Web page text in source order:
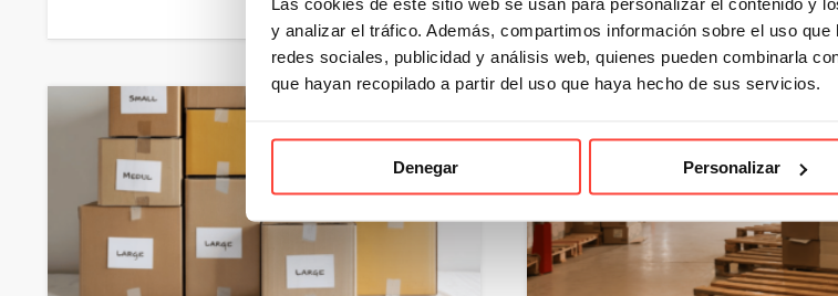
y analizar el tráfico. Además, compartimos información sobre el uso
redes sociales, publicidad y análisis web, quienes pueden combinarla
que hayan recopilado a partir del uso que haya hecho de sus servicios.
Denegar Personalizar